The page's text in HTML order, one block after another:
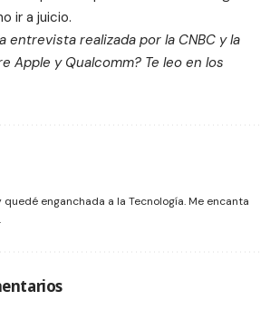
ir a juicio.
entrevista realizada por la CNBC y la
Apple y Qualcomm? Te leo en los
quedé enganchada a la Tecnología. Me encanta